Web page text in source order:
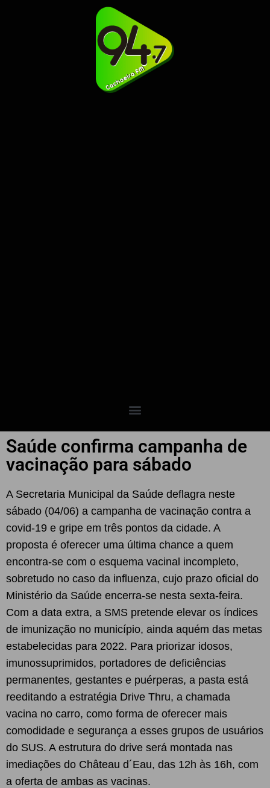
Saúde confirma campanha de
vacinação para sábado
A Secretaria Municipal da Saúde deflagra neste
sábado (04/06) a campanha de vacinação contra a
covid-19 e gripe em três pontos da cidade. A
proposta é oferecer uma última chance a quem
encontra-se com o esquema vacinal incompleto,
sobretudo no caso da influenza, cujo prazo oficial do
Ministério da Saúde encerra-se nesta sexta-feira.
Com a data extra, a SMS pretende elevar os índices
de imunização no município, ainda aquém das metas
estabelecidas para 2022. Para priorizar idosos,
imunossuprimidos, portadores de deficiências
permanentes, gestantes e puérperas, a pasta está
reeditando a estratégia Drive Thru, a chamada
vacina no carro, como forma de oferecer mais
comodidade e segurança a esses grupos de usuários
do SUS. A estrutura do drive será montada nas
imediações do Château d´Eau, das 12h às 16h, com
a oferta de ambas as vacinas.